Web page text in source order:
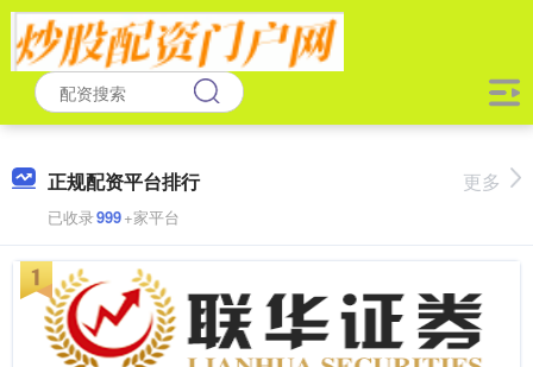
正规配资平台排行
已收录999+家平台
更多